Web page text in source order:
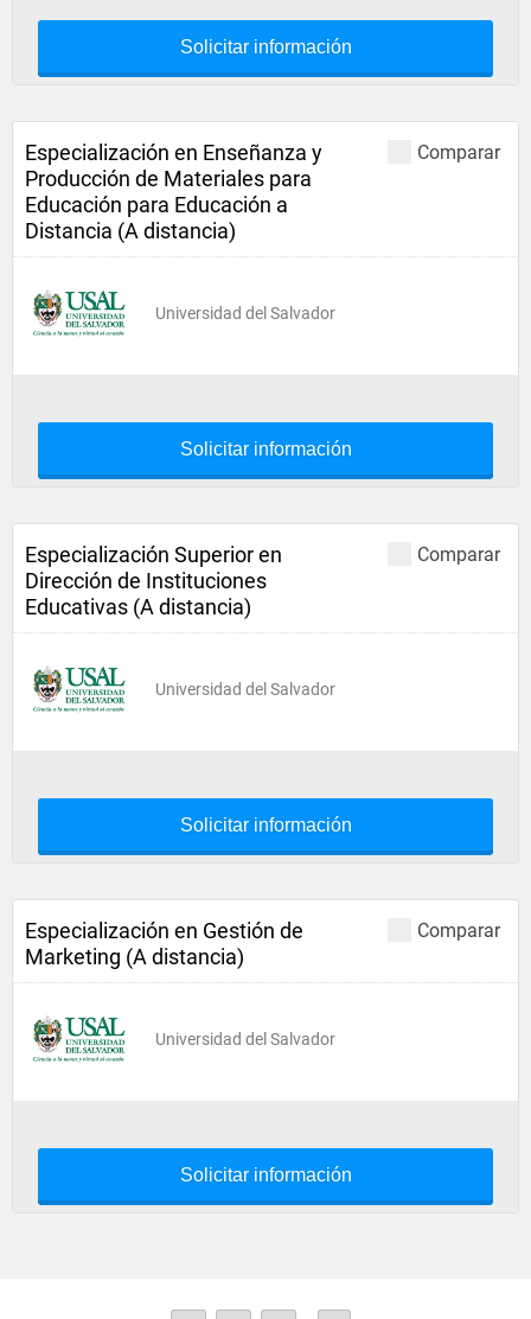
Solicitar información
Comparar
Especialización en Enseñanza y
Producción de Materiales para
Educación para Educación a
Distancia (A distancia)
Universidad del Salvador
Solicitar información
Comparar
Especialización Superior en
Dirección de Instituciones
Educativas (A distancia)
Universidad del Salvador
Solicitar información
Comparar
Especialización en Gestión de
Marketing (A distancia)
Universidad del Salvador
Solicitar información